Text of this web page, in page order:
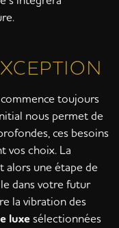
commence toujours
nous permet de
ces besoins
vos choix. La
alors une étape de
dans votre futur
la vibration des
luxesélectionnées